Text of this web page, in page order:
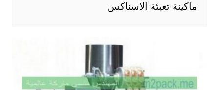
ماكينة تعبئة الاسناكس